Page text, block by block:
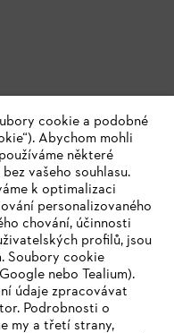
cookie a podobné
Abychom mohli
některé
vašeho souhlasu.
k optimalizaci
personalizovaného
chování, účinnosti
profilů, jsou
Soubory cookie
nebo Tealium).
údaje zpracovávat
Podrobnosti o
my a třetí strany,